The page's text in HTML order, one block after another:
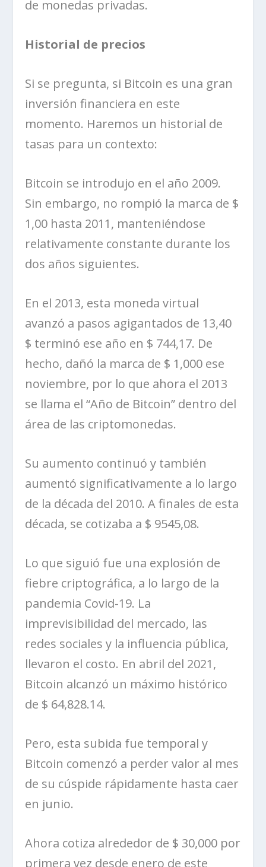
de monedas privadas.
Historial de precios
Si se pregunta, si Bitcoin es una gran
inversión financiera en este
momento. Haremos un historial de
tasas para un contexto:
Bitcoin se introdujo en el año 2009.
Sin embargo, no rompió la marca de $
1,00 hasta 2011, manteniéndose
relativamente constante durante los
dos años siguientes.
En el 2013, esta moneda virtual
avanzó a pasos agigantados de 13,40
$ terminó ese año en $ 744,17. De
hecho, dañó la marca de $ 1,000 ese
noviembre, por lo que ahora el 2013
se llama el “Año de Bitcoin” dentro del
área de las criptomonedas.
Su aumento continuó y también
aumentó significativamente a lo largo
de la década del 2010. A finales de esta
década, se cotizaba a $ 9545,08.
Lo que siguió fue una explosión de
fiebre criptográfica, a lo largo de la
pandemia Covid-19. La
imprevisibilidad del mercado, las
redes sociales y la influencia pública,
llevaron el costo. En abril del 2021,
Bitcoin alcanzó un máximo histórico
de $ 64,828.14.
Pero, esta subida fue temporal y
Bitcoin comenzó a perder valor al mes
de su cúspide rápidamente hasta caer
en junio.
Ahora cotiza alrededor de $ 30,000 por
primera vez desde enero de este